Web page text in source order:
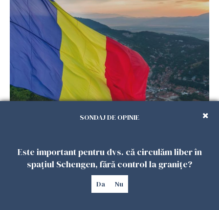
De ce „uitarea de sine” devine un risc real
18 FEBRUARIE 2026
SONDAJ DE OPINIE
Este important pentru dvs. că circulăm liber în
spațiul Schengen, fără control la granițe?
Da Nu